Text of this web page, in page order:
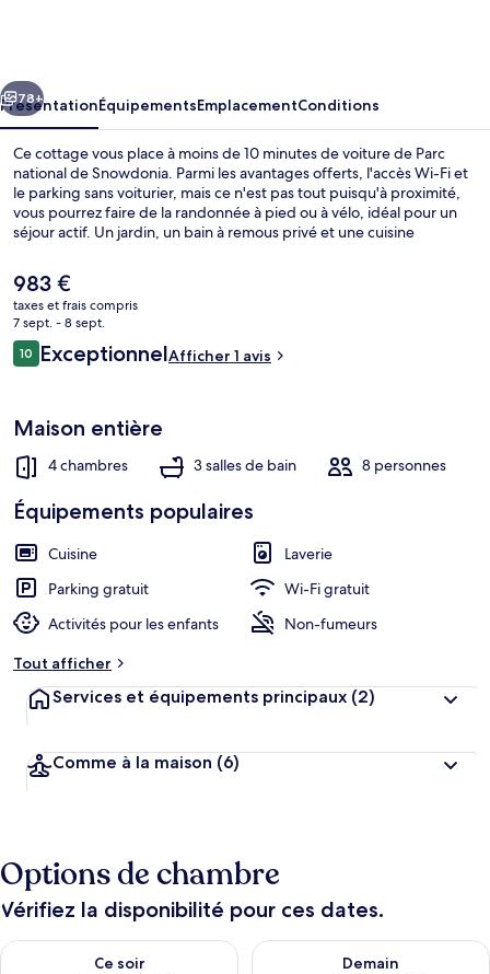
Suivant
78+
PrésentationÉquipementsEmplacementConditions
Ce cottage vous place à moins de 10 minutes de voiture de Parc
national de Snowdonia. Parmi les avantages offerts, l'accès Wi-Fi et
le parking sans voiturier, mais ce n'est pas tout puisqu'à proximité,
vous pourrez faire de la randonnée à pied ou à vélo, idéal pour un
séjour actif. Un jardin, un bain à remous privé et une cuisine
Le
prix
actuel
est
de
983 €
taxes et frais compris
7 sept. - 8 sept.
Avis
voyageurs
1010 sur 10
ExceptionnelAfficher 1 avis
Maison entière
4 chambres 3 salles de bain 8 personnes
Équipements populaires
Cuisine
Laverie
Parking gratuit
Wi-Fi gratuit
Activités pour les enfants
Non-fumeurs
Tout afficher
Services et équipements principaux (2)
Comme à la maison (6)
Options de chambre
Vérifiez la disponibilité pour ces dates.
Ce soir
Vérifier la disponibilité pour ce soir août 9 - août 10
Demain
Vérifier la disponibilité pour